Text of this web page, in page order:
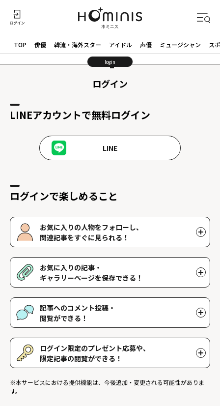
TOP 俳優 韓流・海外スター アイドル 声優 ミュージシャン ス
login
ログイン
LINEアカウントで無料ログイン
LINE
ログインで楽しめること
お気に入りの人物をフォローし、
関連記事をすぐに見られる！
好きな人物をフォローすることで、マイページで好きな人物の関連
記事を閲覧することができます。好きな人物一覧はマイページで確
認できます。
お気に入りの記事・
ギャラリーページを保存できる！
好きな記事やギャラリーページを保存し、マイページでいつでも閲
覧することができます。
記事へのコメント投稿・
閲覧ができる！
記事に対して応援や感想などのコメントができ、他のファンが投稿
したコメントを読むことができます。
ログイン限定のプレゼント応募や、
限定記事の閲覧ができる！
た、ログイン限定記事を閲覧することができます。
※本サービスにおける提供機能は、今後追加・変更される可能性がありま
す。